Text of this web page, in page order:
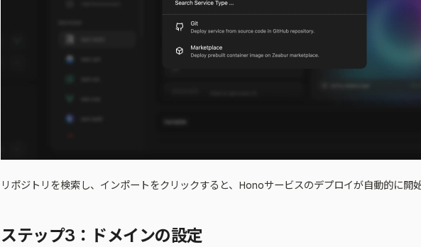
リポジトリを検索し、インポートをクリックすると、Honoサービスのデプロイが自動的に開
ステップ3：ドメインの設定